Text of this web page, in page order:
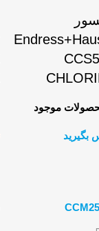
موجود
بگیرید